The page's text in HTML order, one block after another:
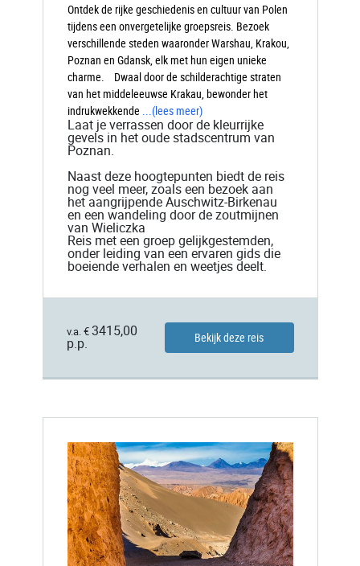
Ontdek de rijke geschiedenis en cultuur van Polen
tijdens een onvergetelijke groepsreis. Bezoek
verschillende steden waaronder Warshau, Krakou,
Poznan en Gdansk, elk met hun eigen unieke
charme. Dwaal door de schilderachtige straten
van het middeleeuwse Krakau, bewonder het
indrukwekkende ...(lees meer)
Laat je verrassen door de kleurrijke
gevels in het oude stadscentrum van
Poznan.
Naast deze hoogtepunten biedt de reis
nog veel meer, zoals een bezoek aan
het aangrijpende Auschwitz-Birkenau
en een wandeling door de zoutmijnen
van Wieliczka
Reis met een groep gelijkgestemden,
onder leiding van een ervaren gids die
boeiende verhalen en weetjes deelt.
v.a. € 3415,00
p.p.
Bekijk deze reis